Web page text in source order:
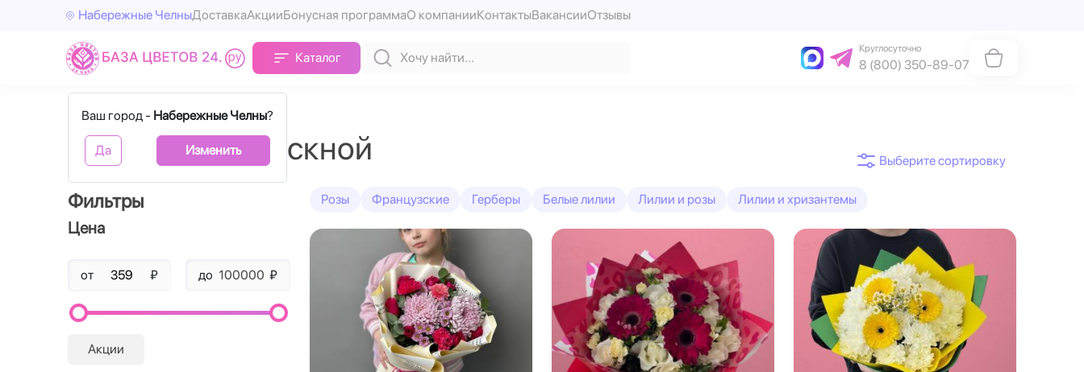
Набережные ЧелныДоставкаАкцииБонусная программаО компанииКонтактыВакансииОтзывы
Каталог
Круглосуточно
8 (800) 350-89-07
Ваш город - Набережные Челны?
Да Изменить
Выпускной
Букеты на выпускной
Фильтры
Цена
от ₽ до ₽
Акции
Розы Французские Герберы Белые лилии Лилии и розы Лилии и хризантемы